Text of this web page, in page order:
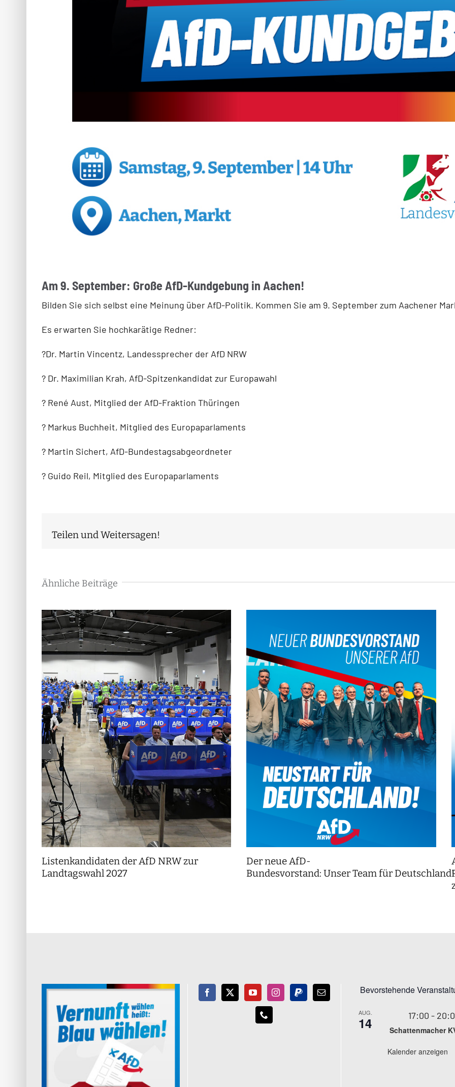
Am 9. September: Große AfD-Kundgebung in Aachen!
Bilden Sie sich selbst eine Meinung über AfD-Politik. Kommen Sie am 9. September zum Aachener
Es erwarten Sie hochkarätige Redner:
?Dr. Martin Vincentz, Landessprecher der AfD NRW
? Dr. Maximilian Krah, AfD-Spitzenkandidat zur Europawahl
? René Aust, Mitglied der AfD-Fraktion Thüringen
? Markus Buchheit, Mitglied des Europaparlaments
? Martin Sichert, AfD-Bundestagsabgeordneter
? Guido Reil, Mitglied des Europaparlaments
Teilen und Weitersagen!
Ähnliche Beiträge
Listenkandidaten der AfD NRW zur
Landtagswahl 2027
Der neue AfD-
Bundesvorstand: Unser Team für
Bevorstehende
AUG.
14 17:00 -
Schattenmacher
Kalender anzeigen